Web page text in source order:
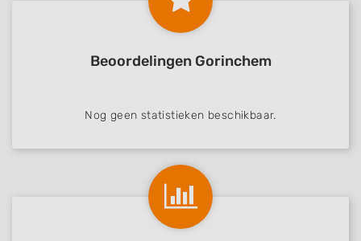
Beoordelingen Gorinchem
Nog geen statistieken beschikbaar.